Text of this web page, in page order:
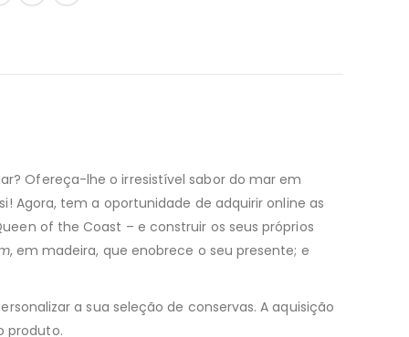
Ofereça-lhe o irresistível sabor do mar em
Agora, tem a oportunidade de adquirir online as
of the Coast – e construir os seus próprios
, em madeira, que enobrece o seu presente; e
a sua seleção de conservas. A aquisição
produto.